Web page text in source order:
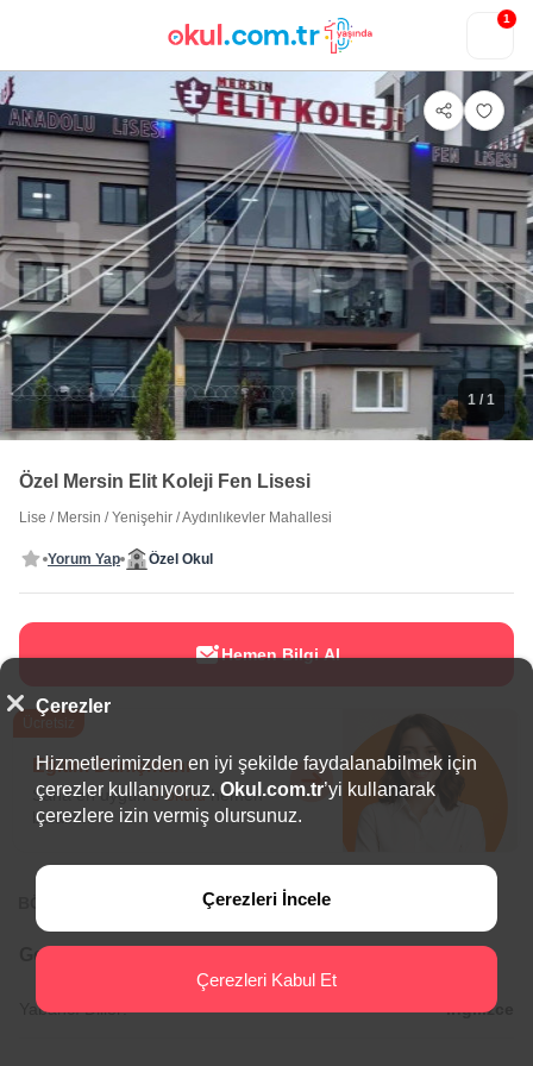
1
1 / 1
Özel Mersin Elit Koleji Fen Lisesi
Lise / Mersin /Yenişehir /Aydınlıkevler Mahallesi
Yorum Yap Özel Okul
Hemen Bilgi Al
Eğitim Danışmanı
Sana en uygun5 okuluhemen
bulalım.
BÖLGEDE ÖNE ÇIKAN OKULLAR
Genel Bilgiler
Yabancı Diller: İngilizce
Çerezler
Hizmetlerimizden en iyi şekilde faydalanabilmek için
çerezler kullanıyoruz. Okul.com.tr’yi kullanarak
çerezlere izin vermiş olursunuz.
Çerezleri İncele
Çerezleri Kabul Et